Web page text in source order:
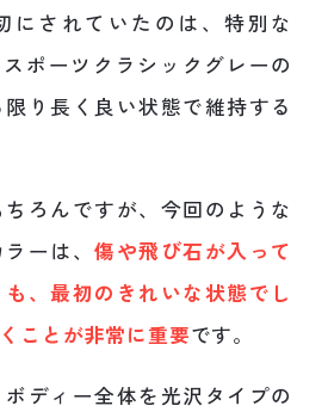
にされていたのは、特別な
ポーツクラシックグレーの
り長く良い状態で維持する
ろんですが、今回のような
ーは、傷や飛び石が入って
、最初のきれいな状態でし
ことが非常に重要です。
ディー全体を光沢タイプの